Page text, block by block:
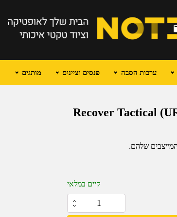
ערכות הסבה פנסים וציינים מותגים
קיים במלאי